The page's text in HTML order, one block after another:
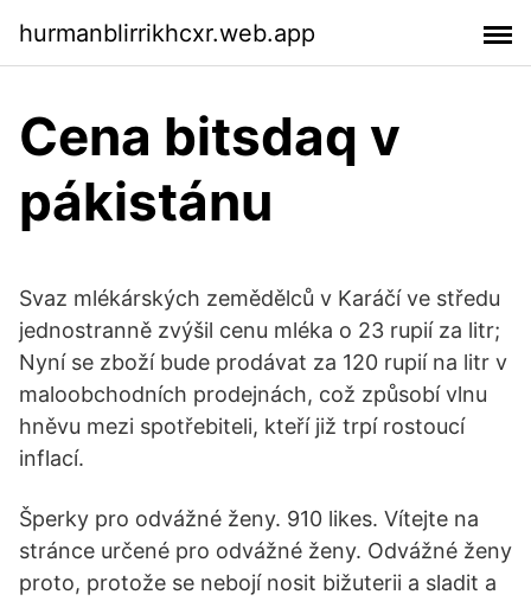
hurmanblirrikhcxr.web.app
Cena bitsdaq v
pákistánu
Svaz mlékárských zemědělců v Karáčí ve středu
jednostranně zvýšil cenu mléka o 23 rupií za litr;
Nyní se zboží bude prodávat za 120 rupií na litr v
maloobchodních prodejnách, což způsobí vlnu
hněvu mezi spotřebiteli, kteří již trpí rostoucí
inflací.
Šperky pro odvážné ženy. 910 likes. Vítejte na
stránce určené pro odvážné ženy. Odvážné ženy
proto, protože se nebojí nosit bižuterii a sladit a